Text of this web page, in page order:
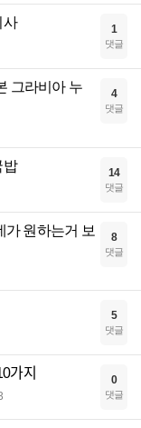
사 1
댓글
그라비아 누
4
댓글
밥 14
댓글
가 원하는거 보
8
댓글
5
댓글
0
댓글